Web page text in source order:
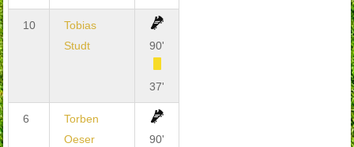
10
Tobias
Studt
90'
37'
6
Torben
Oeser
90'